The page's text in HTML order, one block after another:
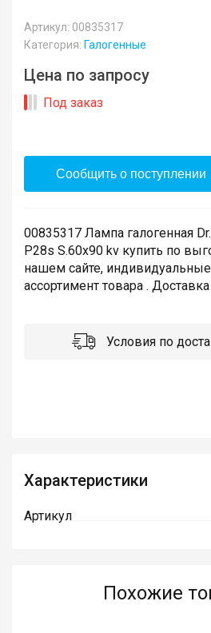
Артикул: 00835317
Категория: Галогенные
Цена по запросу
Под заказ
Сообщить о поступлении
00835317 Лампа галогенная
P28s S.60x90 kv купить по
нашем сайте,
ассортимент товара .
Условия по
Характеристики
Артикул
Похожие